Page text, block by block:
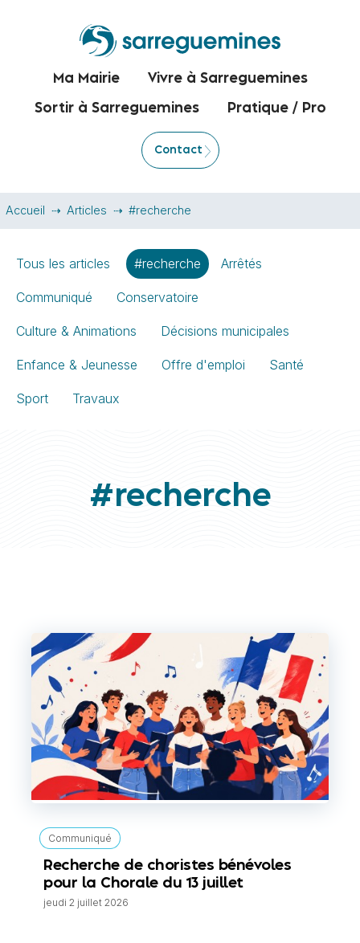
Ma Mairie Vivre à Sarreguemines
Sortir à Sarreguemines Pratique / Pro
Contact
Accueil Articles #recherche
Tous les articles #recherche Arrêtés
Communiqué Conservatoire
Culture & Animations Décisions municipales
Enfance & Jeunesse Offre d'emploi Santé
Sport Travaux
#recherche
Communiqué
Recherche de choristes bénévoles
pour la Chorale du 13 juillet
jeudi 2 juillet 2026